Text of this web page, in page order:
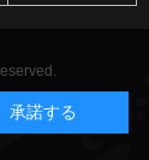
承諾する